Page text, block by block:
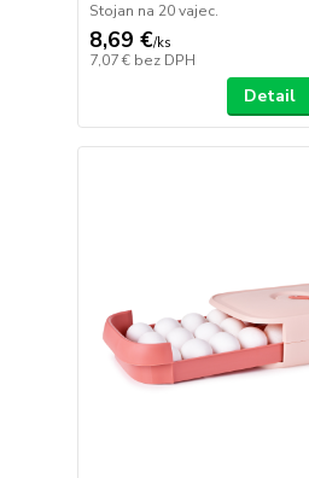
Stojan na 20 vajec.
8,69 €/ks
7,07 € bez DPH
Detail